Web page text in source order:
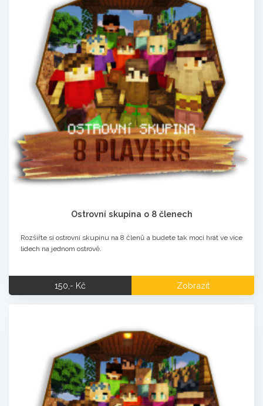
Ostrovní skupina o 8 členech
Rozšiřte si ostrovní skupinu na 8 členů a budete tak moci hrát ve více
lidech na jednom ostrově.
150,- Kč Zobrazit